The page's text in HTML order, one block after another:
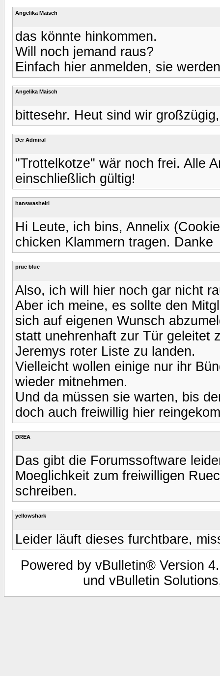
Angelika Maisch
das könnte hinkommen.
Will noch jemand raus?
Einfach hier anmelden, sie
Angelika Maisch
bittesehr. Heut sind wir
Der Admiral
"Trottelkotze" wär noch frei. Alle
einschließlich gültig!
hanswasheiri
Hi Leute, ich bins, Annelix
chicken Klammern tragen. Danke
prue blue
Also, ich will hier noch gar nicht
Aber ich meine, es sollte den
sich auf eigenen Wunsch
statt unehrenhaft zur Tür geleitet
Jeremys roter Liste zu landen.
Vielleicht wollen einige nur ihr
wieder mitnehmen.
Und da müssen sie warten, bis
doch auch freiwillig hier
DREA
Das gibt die Forumssoftware
Moeglichkeit zum freiwilligen
schreiben.
yellowshark
Leider läuft dieses furchtbare,
Powered by vBulletin® Version
und vBulletin